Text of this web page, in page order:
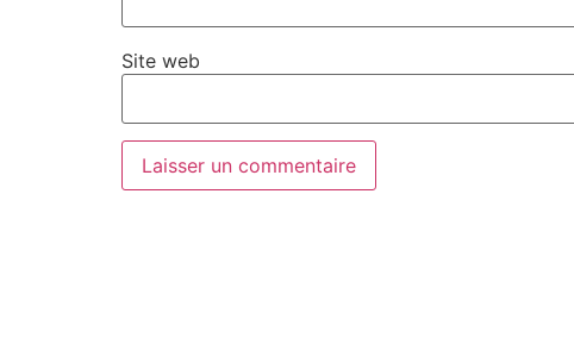
Site web